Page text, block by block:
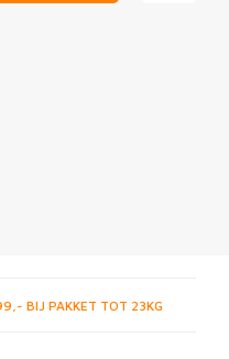
BIJ PAKKET TOT 23KG